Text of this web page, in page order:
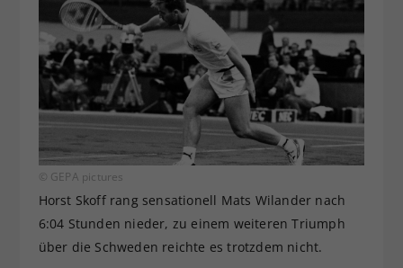
© GEPA pictures
Horst Skoff rang sensationell Mats Wilander nach
6:04 Stunden nieder, zu einem weiteren Triumph
über die Schweden reichte es trotzdem nicht.